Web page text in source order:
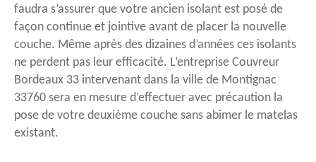
faudra s’assurer que votre ancien isolant est posé de
façon continue et jointive avant de placer la nouvelle
couche. Même après des dizaines d’années ces isolants
ne perdent pas leur efficacité. L’entreprise Couvreur
Bordeaux 33 intervenant dans la ville de Montignac
33760 sera en mesure d’effectuer avec précaution la
pose de votre deuxième couche sans abimer le matelas
existant.